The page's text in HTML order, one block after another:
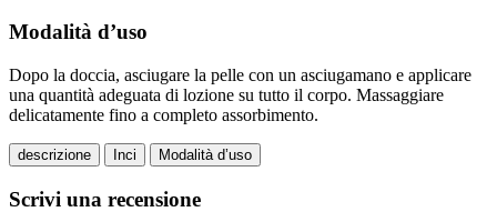
Modalità d’uso
Dopo la doccia, asciugare la pelle con un asciugamano e applicare
una quantità adeguata di lozione su tutto il corpo. Massaggiare
delicatamente fino a completo assorbimento.
descrizione Inci Modalità d’uso
Scrivi una recensione